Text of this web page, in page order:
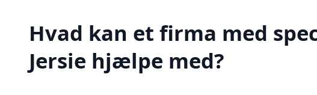
Hvad kan et firma med
Jersie hjælpe med?